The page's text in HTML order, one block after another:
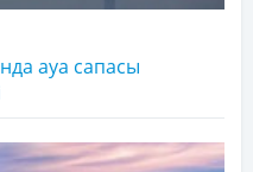
ауа сапасы